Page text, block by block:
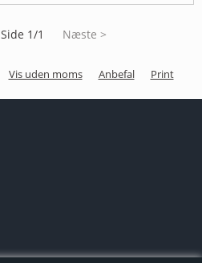
Side 1/1 Næste >
Vis uden moms Anbefal Print